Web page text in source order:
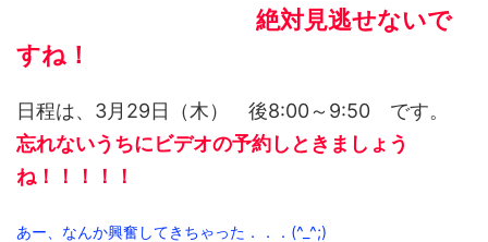
絶対見逃せないで
すね！
日程は、3月29日（木） 後8:00～9:50 です。
忘れないうちにビデオの予約しときましょう
ね！！！！！
あー、なんか興奮してきちゃった．．．(^_^;)